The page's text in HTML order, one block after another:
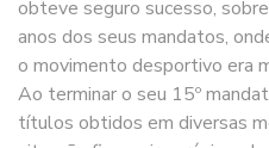
obteve seguro sucesso,
anos dos seus mandatos,
o movimento desportivo era
Ao terminar o seu 15º
títulos obtidos em diversas